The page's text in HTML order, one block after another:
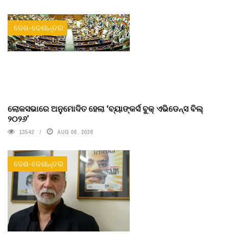
ଦେଶ-ଦେଶାନ୍ତର
ଲୋକସଭାରେ ଅନୁମୋଦିତ ହେଲା ‘ବ୍ୟାଙ୍କର୍ସ ବୁକ୍ ଏଭିଡେନ୍ସ ବିଲ୍
୨୦୨୬’
13542 AUG 06, 2026
ଦେଶ-ଦେଶାନ୍ତର